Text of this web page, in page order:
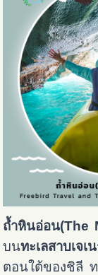
ถ้ำหินอ่อน(The
บนทะเลสาบเจ
ตอนใต้ของชิลี ท